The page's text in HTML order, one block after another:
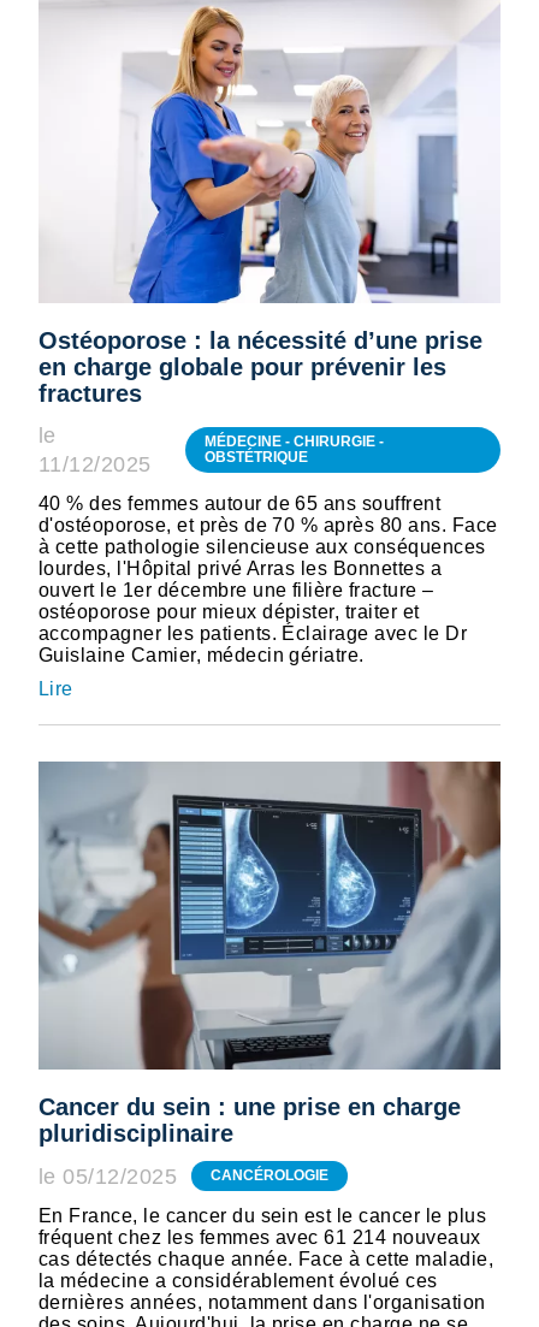
Ostéoporose : la nécessité d’une prise
en charge globale pour prévenir les
fractures
le
11/12/2025
MÉDECINE - CHIRURGIE -
OBSTÉTRIQUE
40 % des femmes autour de 65 ans souffrent
d'ostéoporose, et près de 70 % après 80 ans. Face
à cette pathologie silencieuse aux conséquences
lourdes, l'Hôpital privé Arras les Bonnettes a
ouvert le 1er décembre une filière fracture –
ostéoporose pour mieux dépister, traiter et
accompagner les patients. Éclairage avec le Dr
Guislaine Camier, médecin gériatre.
Lire
Cancer du sein : une prise en charge
pluridisciplinaire
le 05/12/2025 CANCÉROLOGIE
En France, le cancer du sein est le cancer le plus
fréquent chez les femmes avec 61 214 nouveaux
cas détectés chaque année. Face à cette maladie,
la médecine a considérablement évolué ces
dernières années, notamment dans l'organisation